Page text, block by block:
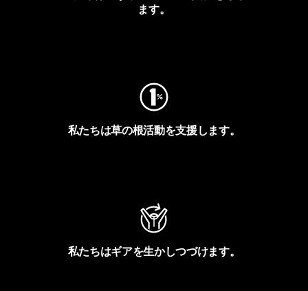
ます。
私たちは草の根活動を支援します。
私たちはギアを生かしつづけます。